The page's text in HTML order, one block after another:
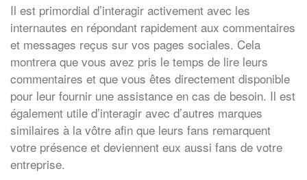
Il est primordial d’interagir activement avec les
internautes en répondant rapidement aux commentaires
et messages reçus sur vos pages sociales. Cela
montrera que vous avez pris le temps de lire leurs
commentaires et que vous êtes directement disponible
pour leur fournir une assistance en cas de besoin. Il est
également utile d’interagir avec d’autres marques
similaires à la vôtre afin que leurs fans remarquent
votre présence et deviennent eux aussi fans de votre
entreprise.